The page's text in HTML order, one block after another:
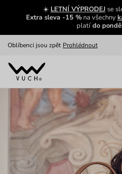
☀️ LETNÍ VÝPRODEJ se
Extra sleva -15 % na všechny
platído
Zajímavosti ze světa Vuch:
Zobrazit
Oblíbenci jsou zpět Prohlédnout
Nech se inspirovat